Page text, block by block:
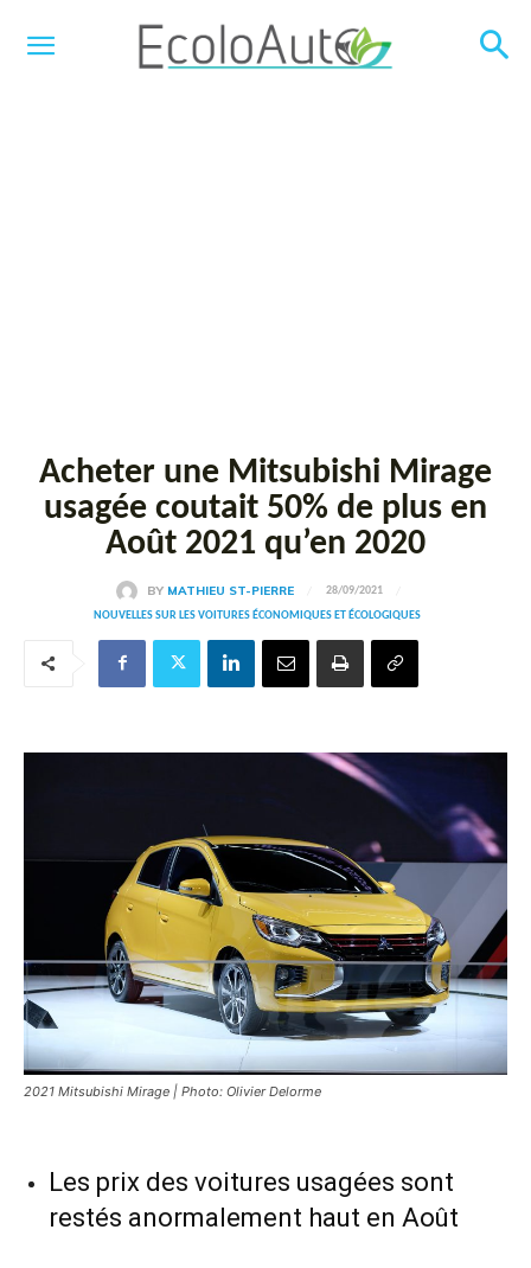
Acheter une Mitsubishi Mirage
usagée coutait 50% de plus en
Août 2021 qu’en 2020
BY MATHIEU ST-PIERRE
28/09/2021
NOUVELLES SUR LES VOITURES ÉCONOMIQUES ET ÉCOLOGIQUES
2021 Mitsubishi Mirage | Photo: Olivier Delorme
Les prix des voitures usagées sont
restés anormalement haut en Août